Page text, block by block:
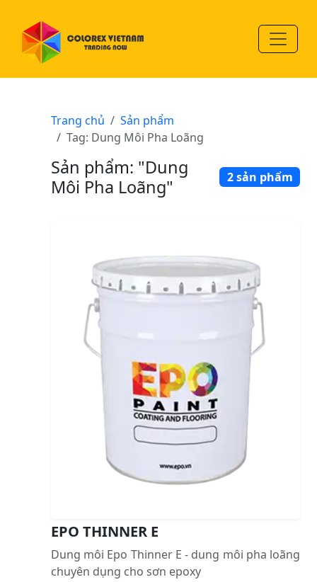
Trang chủ
Sản phẩm
Tag: Dung Môi Pha Loãng
Sản phẩm: "Dung
Môi Pha Loãng"
2 sản phẩm
EPO THINNER E
Dung môi Epo Thinner E - dung môi pha loãng
chuyên dụng cho sơn epoxy